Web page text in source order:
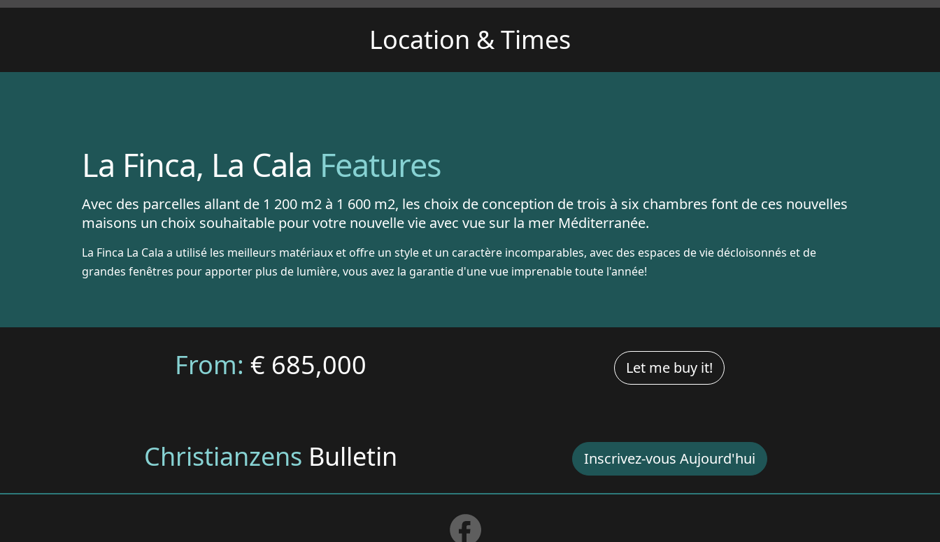
Location & Times
La Finca, La Cala Features
Avec des parcelles allant de 1 200 m2 à 1 600 m2, les choix de conception de trois à six chambres font de ces nouvelles
maisons un choix souhaitable pour votre nouvelle vie avec vue sur la mer Méditerranée.
La Finca La Cala a utilisé les meilleurs matériaux et offre un style et un caractère incomparables, avec des espaces de vie décloisonnés et de
grandes fenêtres pour apporter plus de lumière, vous avez la garantie d'une vue imprenable toute l'année!
From: € 685,000 Let me buy it!
Christianzens Bulletin Inscrivez-vous Aujourd'hui